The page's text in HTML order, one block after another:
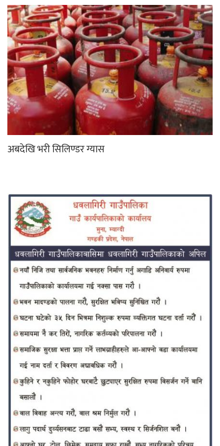
अबदेखि भरी सिलिण्डर ग्यास